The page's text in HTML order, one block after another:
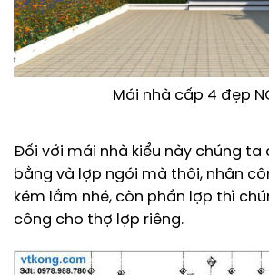
Mái nhà cấp 4 đẹp
Đối với mái nhà kiểu này chúng ta
bằng và lợp ngói mà thôi, nhân
kém lắm nhé, còn phần lợp thì
công cho thợ lợp riêng.